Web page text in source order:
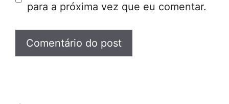
para a próxima vez que eu comentar.